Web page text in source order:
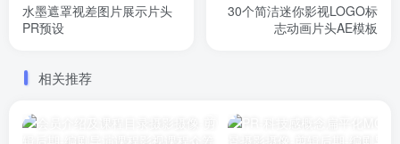
水墨遮罩视差图片展示片头
PR预设
30个简洁迷你影视LOGO标
志动画片头AE模板
相关推荐